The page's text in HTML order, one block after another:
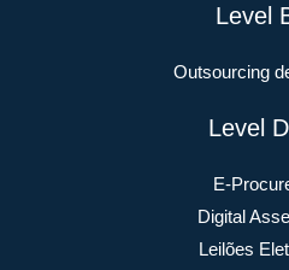
Level
Outsourcing
Level
E-
Digital
Leilões